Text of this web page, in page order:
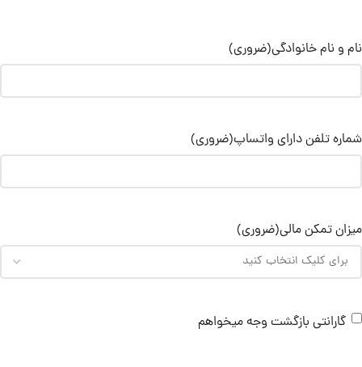
نام و نام خانوادگی(ضروری)
شماره تلفن دارای واتساپ(ضروری)
میزان تمکن مالی(ضروری)
گارانتی بازگشت وجه میخواهم